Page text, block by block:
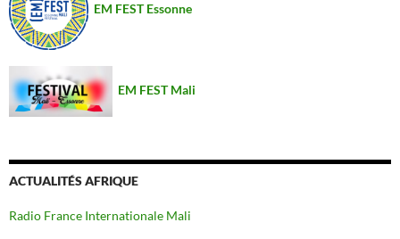
EM FEST Essonne
EM FEST Mali
ACTUALITÉS AFRIQUE
Radio France Internationale Mali